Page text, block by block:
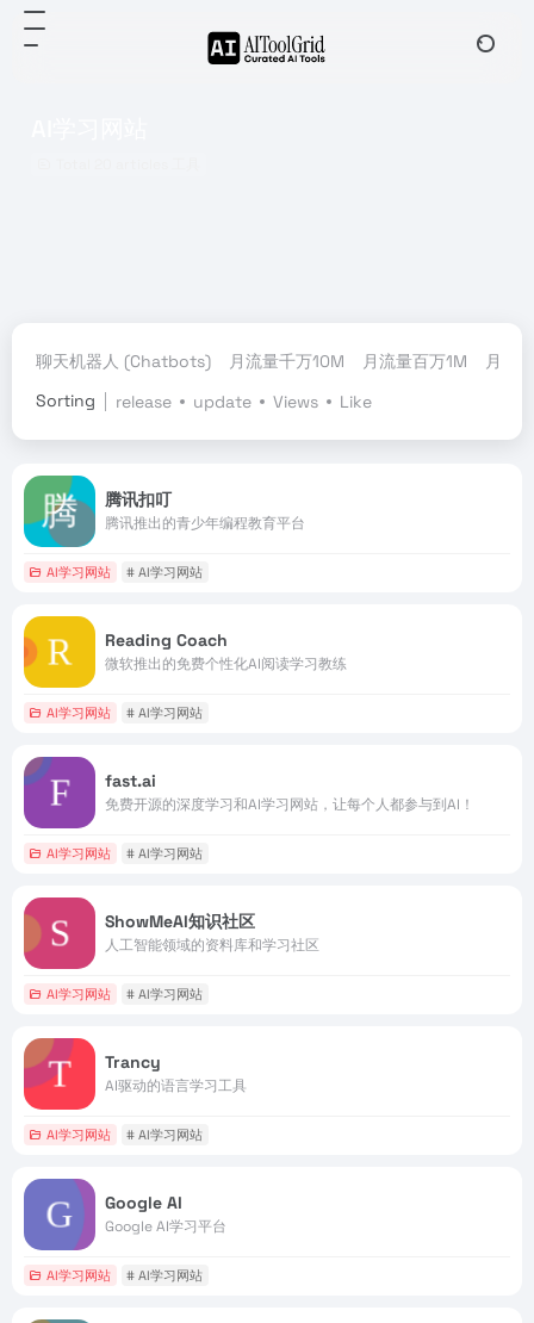
聊天机器人 (Chatbots) 月流量千万10M 月流量百万1M
月流
Sorting
release update Views Like
腾讯扣叮
腾讯推出的青少年编程教育平台
AI学习网站 # AI学习网站
Reading Coach
微软推出的免费个性化AI阅读学习教练
AI学习网站 # AI学习网站
fast.ai
免费开源的深度学习和AI学习网站，让每个人都参与到AI！
AI学习网站 # AI学习网站
ShowMeAI知识社区
人工智能领域的资料库和学习社区
AI学习网站 # AI学习网站
Trancy
AI驱动的语言学习工具
AI学习网站 # AI学习网站
Google AI
Google AI学习平台
AI学习网站 # AI学习网站